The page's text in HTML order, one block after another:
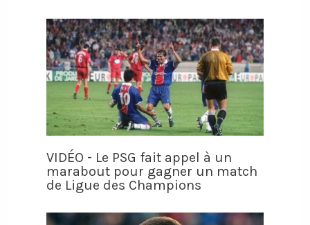
VIDÉO - Le PSG fait appel à un
marabout pour gagner un match
de Ligue des Champions